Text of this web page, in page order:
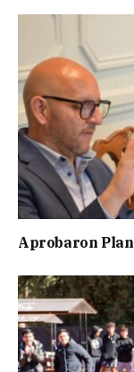
Aprobaron